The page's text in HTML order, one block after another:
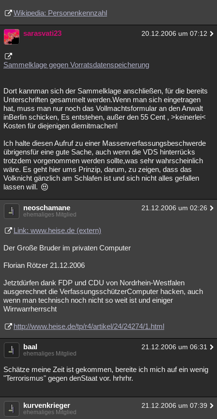
Wikipedia: Personenkennzahl
sarasvati23 20.12.2006 um 07:12
Sammelklage gegen Vorratsdatenspeicherung
Dort kannman sich der Sammelklage anschließen, für die bereits
Unterschriften gesammelt werden.Wenn man sich eingetragen
hat, muss man nur noch das Vollmachtsformular an den Anwalt
inBerlin schicken, Es entstehen, außer den 55 Cent , >keinerlei<
Kosten für diejenigen diemitmachen!
Ich halte diesen Aufruf zu einer Massenverfassungsbeschwerde
übrigensfür eine gute Sache, auch wenn die VDS hinterrücks
trotzdem vorgenommen werden sollte,was sehr wahrscheinlich
wäre. Es geht hier ums Prinzip, darum, zu zeigen, dass das
Volknicht gänzlich am Schlafen ist und sich nicht alles gefallen
lassen will.
neoschamane 21.12.2006 um 02:26
ehemaliges Mitglied
Link: www.heise.de (extern)
Der Große Bruder im privaten Computer
Florian Rötzer 21.12.2006
Jetztdürfen dank FDP und CDU von Nordrhein-Westfalen
ausgerechnet die VerfassungsschützerComputer hacken, auch
wenn man technisch noch nicht so weit ist und einiger
Wirrwarrherrscht
http://www.heise.de/tp/r4/artikel/24/24274/1.html
baal 21.12.2006 um 06:31
ehemaliges Mitglied
Schätze meine Zeit ist gekommen, bereite ich mich auf ein wenig
"Terrorismus" gegen denStaat vor. hrhrhr.
kurvenkrieger 21.12.2006 um 07:39
ehemaliges Mitglied